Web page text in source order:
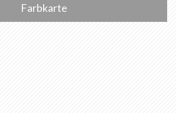
Farbkarte